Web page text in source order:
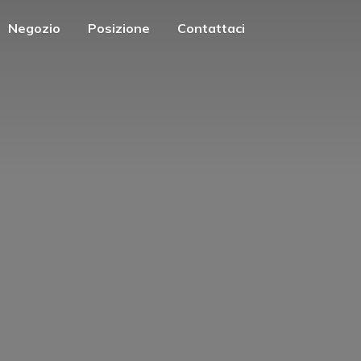
Negozio Posizione Contattaci